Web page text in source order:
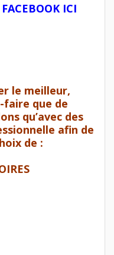
ICI
le meilleur,
que de
qu’avec des
afin de
de :